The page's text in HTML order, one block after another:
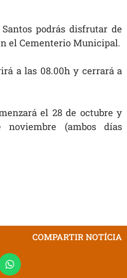
podrás disfrutar de
el Cementerio Municipal.
a las 08.00h y cerrará a
el 28 de octubre y
(ambos días
COMPARTIR NOTÍCIA